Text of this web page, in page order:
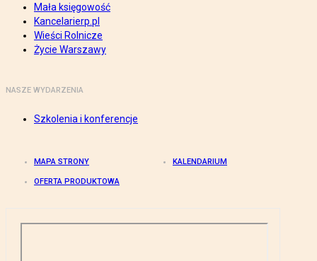
Mała księgowość
Kancelarierp.pl
Wieści Rolnicze
Życie Warszawy
NASZE WYDARZENIA
Szkolenia i konferencje
MAPA STRONY KALENDARIUM
OFERTA PRODUKTOWA